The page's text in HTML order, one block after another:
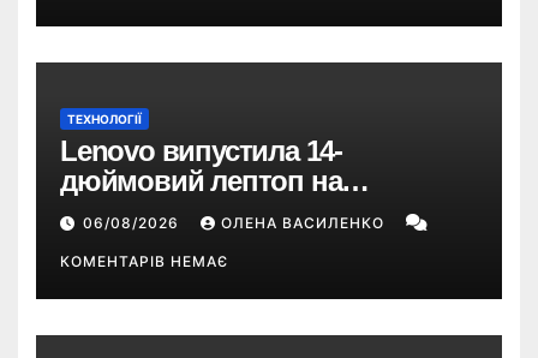
ТЕХНОЛОГІЇ
Lenovo випустила 14-
дюймовий лептоп на
Snapdragon X2 з автономністю
понад 33 години
06/08/2026 ОЛЕНА ВАСИЛЕНКО
КОМЕНТАРІВ НЕМАЄ